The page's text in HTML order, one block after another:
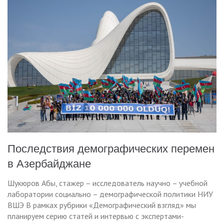
Последствия демографических перемен
в Азербайджане
Шукюров Абы, стажер – исследователь научно – учебной
лаборатории социально – демографической политики НИУ
ВШЭ В рамках рубрики «Демографический взгляд» мы
планируем серию статей и интервью с экспертами-